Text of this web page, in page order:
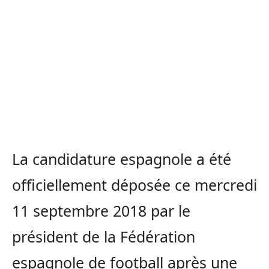
La candidature espagnole a été
officiellement déposée ce mercredi
11 septembre 2018 par le
président de la Fédération
espagnole de football après une